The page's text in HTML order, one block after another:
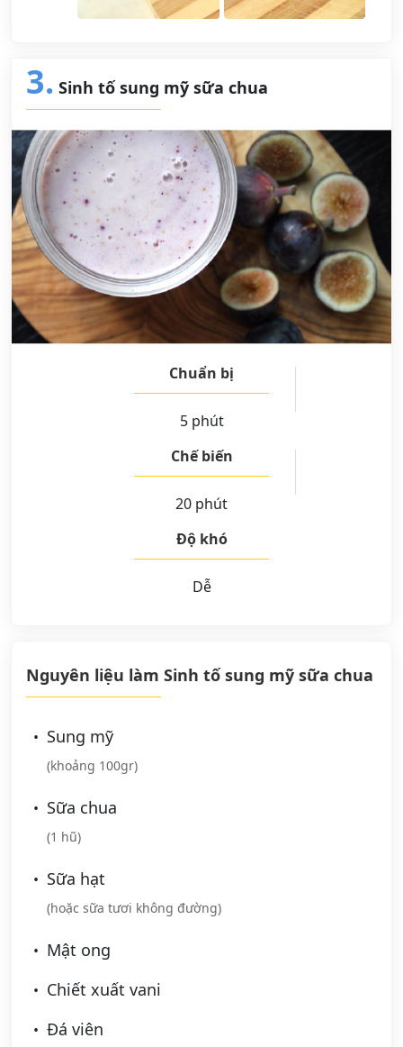
3. Sinh tố sung mỹ sữa chua
Chuẩn bị
5 phút
Chế biến
20 phút
Độ khó
Dễ
Nguyên liệu làm Sinh tố sung mỹ sữa chua
Sung mỹ
(khoảng 100gr)
Sữa chua
(1 hũ)
Sữa hạt
(hoặc sữa tươi không đường)
Mật ong
Chiết xuất vani
Đá viên